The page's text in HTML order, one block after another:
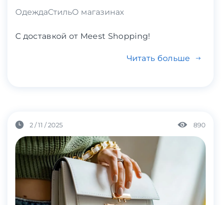
ОдеждаСтильО магазинах
С доставкой от Meest Shopping!
Читать больше
2 / 11 / 2025 890